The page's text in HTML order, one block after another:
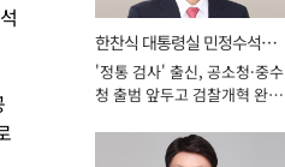
한찬식 대통령실 민정수석비
서관
'정통 검사' 출신, 공소청·중수
청 출범 앞두고 검찰개혁 완수